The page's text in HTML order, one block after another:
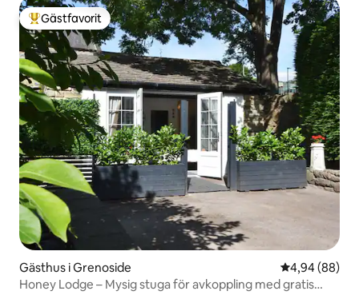
Populär gästfavorit
Gästfavorit
Gästhus i Grenoside 4,94 av 5 i
4,94 (88)
Honey Lodge – Mysig stuga för avkoppling med gratis